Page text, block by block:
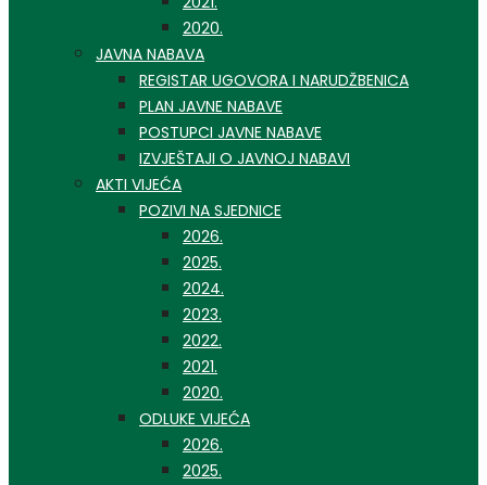
2020.
JAVNA NABAVA
REGISTAR UGOVORA I NARUDŽBENICA
PLAN JAVNE NABAVE
POSTUPCI JAVNE NABAVE
IZVJEŠTAJI O JAVNOJ NABAVI
AKTI VIJEĆA
POZIVI NA SJEDNICE
2026.
2025.
2024.
2023.
2022.
2021.
2020.
ODLUKE VIJEĆA
2026.
2025.